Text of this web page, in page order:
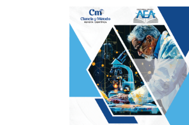
Barra
lateral
del
artículo